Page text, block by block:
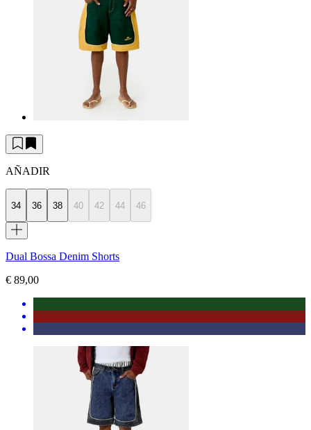
AÑADIR
34 36 38 40 42 44 46
Dual Bossa Denim Shorts
€ 89,00